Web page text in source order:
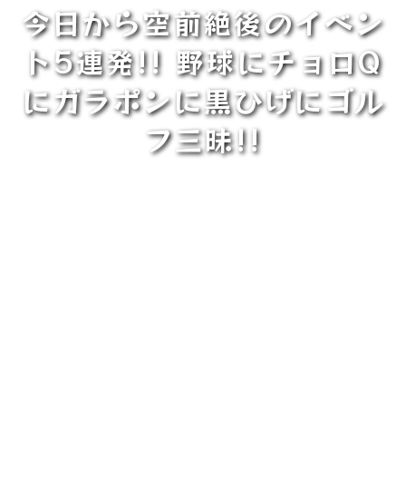
今日から空前絶後のイベン
ト5連発!! 野球にチョロQ
にガラポンに黒ひげにゴル
フ三昧!!